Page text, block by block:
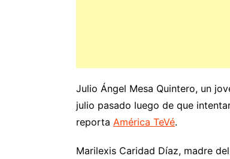
Julio Ángel Mesa Quintero, un
julio pasado luego de que
reporta América TeVé.
Marilexis Caridad Díaz, madre